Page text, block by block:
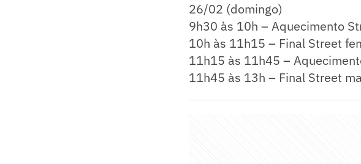
26/02 (domingo)
9h30 às 10h – Aquecimento
10h às 11h15 – Final Street
11h15 às 11h45 –
11h45 às 13h – Final Street